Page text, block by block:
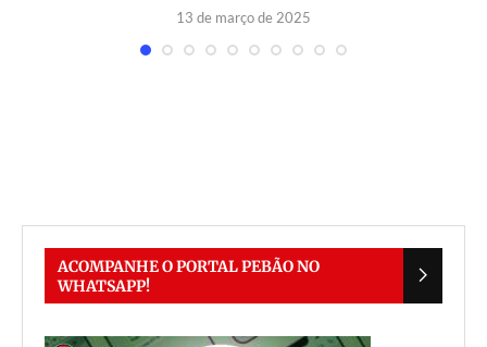
13 de março de 2025
ACOMPANHE O PORTAL PEBÃO NO
WHATSAPP!